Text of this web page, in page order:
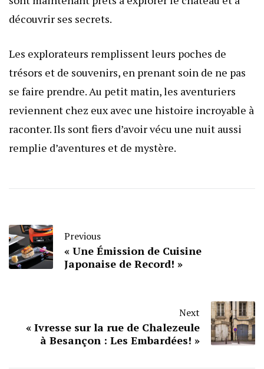
découvrir ses secrets.
Les explorateurs remplissent leurs poches de
trésors et de souvenirs, en prenant soin de ne pas
se faire prendre. Au petit matin, les aventuriers
reviennent chez eux avec une histoire incroyable à
raconter. Ils sont fiers d’avoir vécu une nuit aussi
remplie d’aventures et de mystère.
Previous
« Une Émission de Cuisine
Japonaise de Record! »
Next
« Ivresse sur la rue de Chalezeule
à Besançon : Les Embardées! »